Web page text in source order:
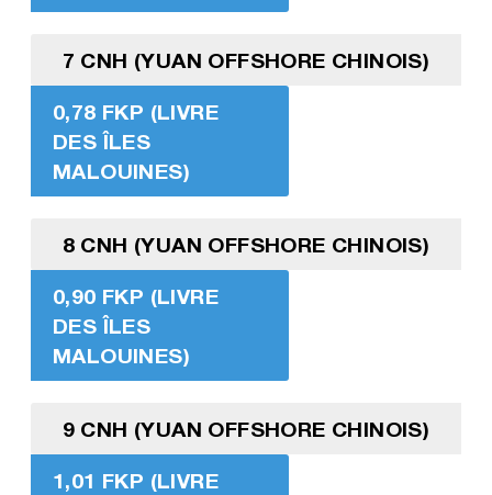
7 CNH (YUAN OFFSHORE CHINOIS)
0,78 FKP (LIVRE
DES ÎLES
MALOUINES)
8 CNH (YUAN OFFSHORE CHINOIS)
0,90 FKP (LIVRE
DES ÎLES
MALOUINES)
9 CNH (YUAN OFFSHORE CHINOIS)
1,01 FKP (LIVRE